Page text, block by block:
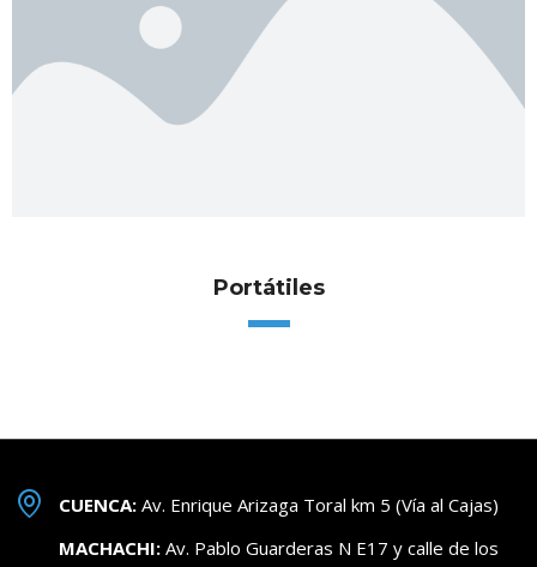
Portátiles
CUENCA: Av. Enrique Arizaga Toral km 5 (Vía al Cajas)
MACHACHI: Av. Pablo Guarderas N E17 y calle de los